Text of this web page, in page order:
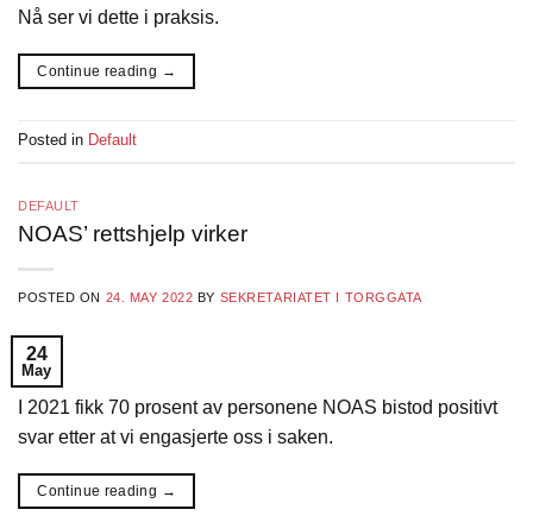
Nå ser vi dette i praksis.
Continue reading →
Posted in Default
DEFAULT
NOAS’ rettshjelp virker
POSTED ON 24. MAY 2022 BY SEKRETARIATET I TORGGATA
24
May
I 2021 fikk 70 prosent av personene NOAS bistod positivt
svar etter at vi engasjerte oss i saken.
Continue reading →